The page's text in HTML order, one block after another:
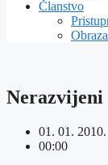
Članstvo
Nerazvijeni
01. 01. 2010.
00:00